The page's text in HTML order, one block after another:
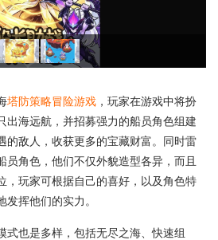
塔防策略冒险游戏 ，玩家在游戏中将扮
出海远航，并招募强力的船员角色组建
的敌人，收获更多的宝藏财富。同时雷
员角色，他们不仅外貌造型各异，而且
，玩家可根据自己的喜好，以及角色特
挥他们的实力。
式也是多样，包括无尽之海、快速组